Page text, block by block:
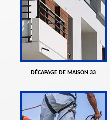
DÉCAPAGE DE MAISON 33